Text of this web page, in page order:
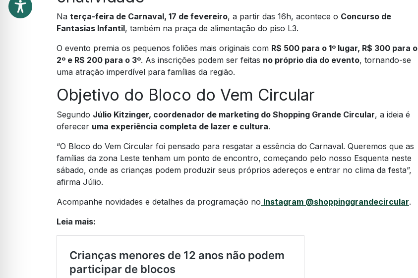
Na terça-feira de Carnaval, 17 de fevereiro, a partir das 16h, acontece o Concurso de
Fantasias Infantil, também na praça de alimentação do piso L3.
O evento premia os pequenos foliões mais originais com R$ 500 para o 1º lugar, R$ 300 para o
2º e R$ 200 para o 3º. As inscrições podem ser feitas no próprio dia do evento, tornando-se
uma atração imperdível para famílias da região.
Objetivo do Bloco do Vem Circular
Segundo Júlio Kitzinger, coordenador de marketing do Shopping Grande Circular, a ideia é
oferecer uma experiência completa de lazer e cultura.
“O Bloco do Vem Circular foi pensado para resgatar a essência do Carnaval. Queremos que as
famílias da zona Leste tenham um ponto de encontro, começando pelo nosso Esquenta neste
sábado, onde as crianças podem produzir seus próprios adereços e entrar no clima da festa”,
afirma Júlio.
Acompanhe novidades e detalhes da programação no Instagram @shoppinggrandecircular.
Leia mais: